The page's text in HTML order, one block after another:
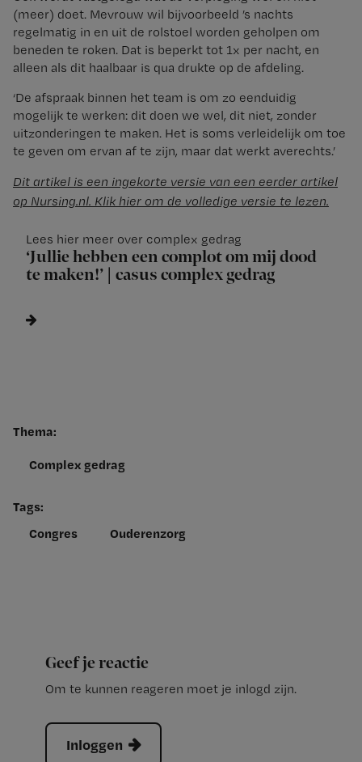
(meer) doet. Mevrouw wil bijvoorbeeld ’s nachts
regelmatig in en uit de rolstoel worden geholpen om
beneden te roken. Dat is beperkt tot 1x per nacht, en
alleen als dit haalbaar is qua drukte op de afdeling.
‘De afspraak binnen het team is om zo eenduidig
mogelijk te werken: dit doen we wel, dit niet, zonder
uitzonderingen te maken. Het is soms verleidelijk om toe
te geven om ervan af te zijn, maar dat werkt averechts.’
Dit artikel is een ingekorte versie van een eerder artikel
op Nursing.nl. Klik hier om de volledige versie te lezen.
Lees hier meer over complex gedrag
‘Jullie hebben een complot om mij dood
te maken!’ | casus complex gedrag
Thema:
Complex gedrag
Tags:
Congres
Ouderenzorg
Geef je reactie
Om te kunnen reageren moet je inlogd zijn.
Inloggen